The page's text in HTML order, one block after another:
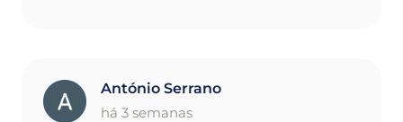
A
António Serrano
há 3 semanas